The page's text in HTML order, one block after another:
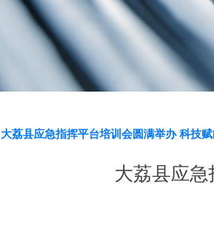
大荔县应
大荔县应急指挥平台培训会圆满举办 科技